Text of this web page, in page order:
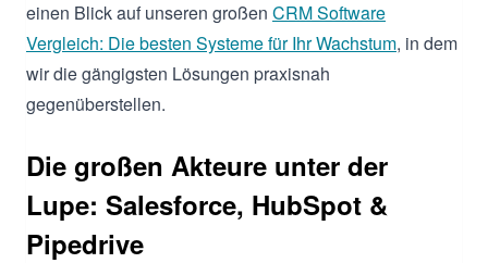
einen Blick auf unseren großen CRM Software
Vergleich: Die besten Systeme für Ihr Wachstum, in dem
wir die gängigsten Lösungen praxisnah
gegenüberstellen.
Die großen Akteure unter der
Lupe: Salesforce, HubSpot &
Pipedrive